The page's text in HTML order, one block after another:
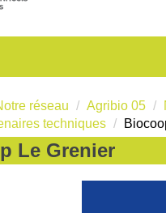
réseau Agribio 05
techniques
Le Grenier